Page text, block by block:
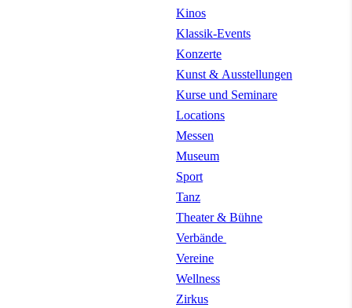
Kinos
Klassik-Events
Konzerte
Kunst & Ausstellungen
Kurse und Seminare
Locations
Messen
Museum
Sport
Tanz
Theater & Bühne
Verbände
Vereine
Wellness
Zirkus